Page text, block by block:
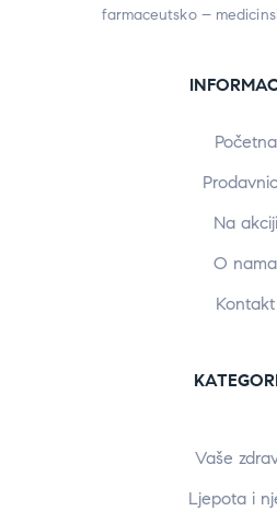
farmaceutsko –
Početna
Na akciji
O nama
Kontakt
Vaše
Ljepota i